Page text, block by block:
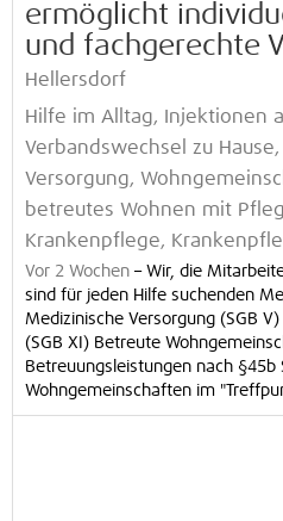
ermöglicht
und fachgerechte
Hellersdorf
Hilfe im Alltag, Injektionen
Verbandswechsel zu
Versorgung,
betreutes Wohnen mit
Krankenpflege,
Vor 2 Wochen – Wir, die
sind für jeden Hilfe suchenden
Medizinische Versorgung (SGB
(SGB XI) Betreute
Betreuungsleistungen nach §45b
Wohngemeinschaften im